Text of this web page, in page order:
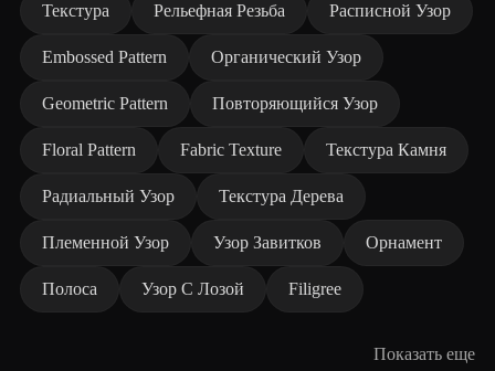
Текстура Рельефная Резьба Расписной Узор
Embossed Pattern Органический Узор
Geometric Pattern Повторяющийся Узор
Floral Pattern Fabric Texture Текстура Камня
Радиальный Узор Текстура Дерева
Племенной Узор Узор Завитков Орнамент
Полоса Узор С Лозой Filigree
Показать еще